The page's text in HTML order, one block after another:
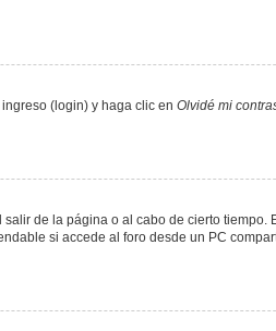
(login) y haga clic en Olvidé mi
de la página o al cabo de cierto tiempo.
si accede al foro desde un PC